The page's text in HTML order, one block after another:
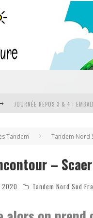
JOURNÉE REPOS 3 & 4 :
DERNIER JOUR & BILAN DE
Tandem Tandem Nord
– Scaer
2020 Tandem Nord Sud